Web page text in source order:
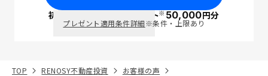
初回面談で ポイント※50,000円分
プレゼント適用条件詳細※条件・上限あり
TOP RENOSY不動産投資
お客様の声